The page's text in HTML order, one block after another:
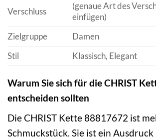
Verschluss
(genaue Art des
einfügen)
Zielgruppe
Damen
Stil
Klassisch, Elegant
Warum Sie sich für die CHRIST
entscheiden sollten
Die CHRIST Kette 88817672 ist
Schmuckstück. Sie ist ein